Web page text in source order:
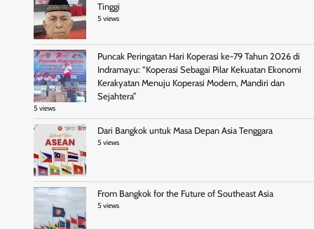
Tinggi
5 views
Puncak Peringatan Hari Koperasi ke-79 Tahun 2026 di
Indramayu: “Koperasi Sebagai Pilar Kekuatan Ekonomi
Kerakyatan Menuju Koperasi Modern, Mandiri dan
Sejahtera”
5 views
Dari Bangkok untuk Masa Depan Asia Tenggara
5 views
From Bangkok for the Future of Southeast Asia
5 views